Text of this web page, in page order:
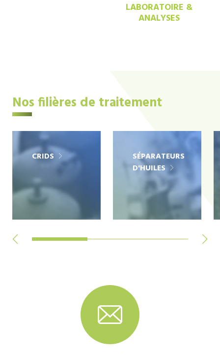
LABORATOIRE &
ANALYSES
Nos filières de traitement
CRIDS
SÉPARATEURS
D'HUILES